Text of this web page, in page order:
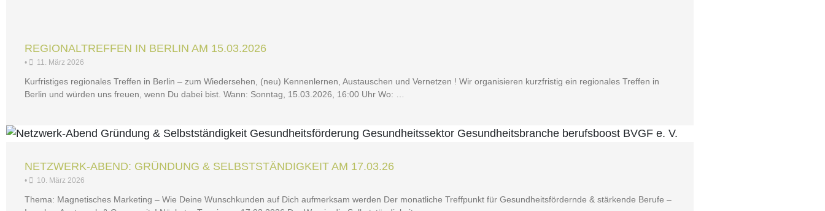
REGIO­NAL­TREF­FEN IN BER­LIN AM 15.03.2026
• 11. März 2026
Kur­fris­ti­ges regio­na­les Tref­fen in Ber­lin – zum Wie­der­se­hen, (neu) Ken­nen­ler­nen, Aus­tau­schen und Ver­net­zen ! Wir orga­ni­sie­ren kurz­fris­tig ein regio­na­les Tref­fen in
Ber­lin und wür­den uns freu­en, wenn Du dabei bist. Wann: Sonn­tag, 15.03.2026, 16:00 Uhr Wo: …
NET­Z­­WERK-ABEND: GRÜN­DUNG & SELBST­STÄN­DIG­KEIT AM 17.03.26
• 10. März 2026
The­ma: Magne­ti­sches Mar­ke­ting – Wie Dei­ne Wunsch­kun­den auf Dich auf­merk­sam wer­den Der monat­li­che Treff­punkt für Gesund­heits­för­dern­de & stär­ken­de Beru­fe –